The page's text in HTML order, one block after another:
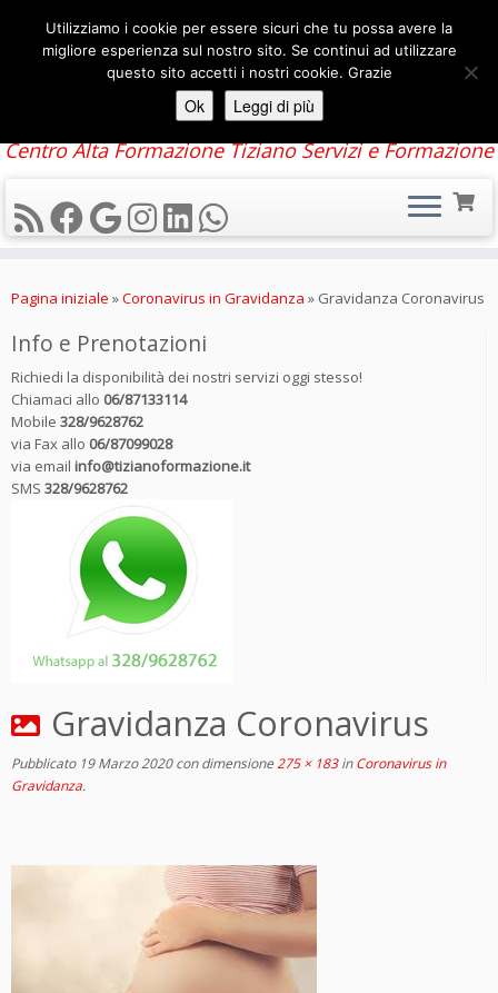
contenuto
Centro Alta Formazione Tiziano Servizi e Formazione
Pagina iniziale »Coronavirus in Gravidanza » Gravidanza Coronavirus
Info e Prenotazioni
Richiedi la disponibilità dei nostri servizi oggi stesso!
Chiamaci allo 06/87133114
Mobile 328/9628762
via Fax allo 06/87099028
via email info@tizianoformazione.it
SMS 328/9628762
Gravidanza Coronavirus
Pubblicato 19 Marzo 2020con dimensione275 × 183inCoronavirus in
Gravidanza.
Utilizziamo i cookie per essere sicuri che tu possa avere la
migliore esperienza sul nostro sito. Se continui ad utilizzare
questo sito accetti i nostri cookie. Grazie
Ok Leggi di più